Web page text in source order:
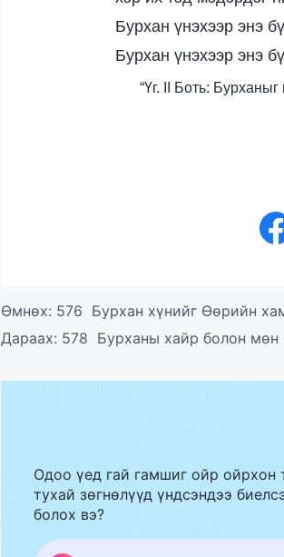
Бурхан үнэхээр энэ
Бурхан үнэхээр энэ
“Үг. II Боть:
Өмнөх: 576 Бурхан хүнийг Өөрийн
Дараах: 578 Бурханы хайр болон мөн
Одоо үед гай гамшиг ойр ойрхон
тухай зөгнөлүүд үндсэндээ
болох вэ?